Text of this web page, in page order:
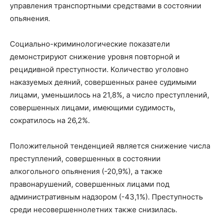
управления транспортными средствами в состоянии
опьянения.
Социально-криминологические показатели
демонстрируют снижение уровня повторной и
рецидивной преступности. Количество уголовно
наказуемых деяний, совершенных ранее судимыми
лицами, уменьшилось на 21,8%, а число преступлений,
совершенных лицами, имеющими судимость,
сократилось на 26,2%.
Положительной тенденцией является снижение числа
преступлений, совершенных в состоянии
алкогольного опьянения (-20,9%), а также
правонарушений, совершенных лицами под
административным надзором (-43,1%). Преступность
среди несовершеннолетних также снизилась.